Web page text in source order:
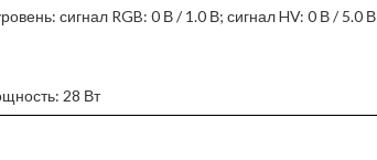
сигнал RGB: 0 В / 1.0 В; сигнал HV: 0 В / 5.0 В
28 Вт
входом и выходом: 15 м